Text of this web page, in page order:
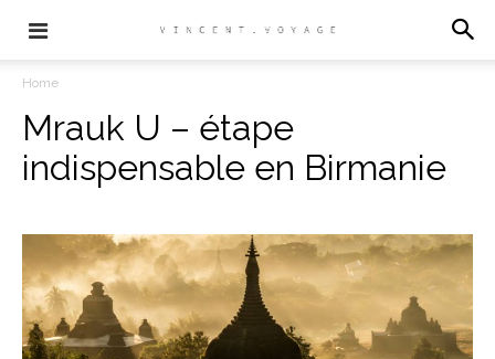
Home
Mrauk U – étape
indispensable en Birmanie